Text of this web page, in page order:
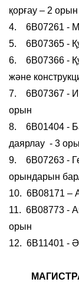
қорғау – 2 орын
4.
6В07261 -
5. 6В07365 -
6.
6В07366 -
және
7.
6В07367 -
орын
8.
6B01404 -
даярлау - 3
9.
6В07263 -
орындарын
10. 6В08171 –
11. 6В08773 -
орын
12. 6B11401 -